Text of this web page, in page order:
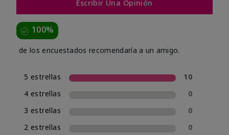
Escribir Una Opinión
100%
de los encuestados recomendaría a un amigo.
5 estrellas
10
4 estrellas
0
3 estrellas
0
2 estrellas
0